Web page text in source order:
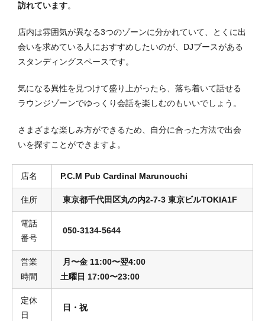
訪れています。
店内は雰囲気が異なる3つのゾーンに分かれていて、とくに出
会いを求めている人におすすめしたいのが、DJブースがある
スタンディングスペースです。
気になる異性を見つけて盛り上がったら、落ち着いて話せる
ラウンジゾーンでゆっくり会話を楽しむのもいいでしょう。
さまざまな楽しみ方ができるため、自分に合った方法で出会
いを探すことができますよ。
店名 P.C.M Pub Cardinal Marunouchi
住所 東京都千代田区丸の内2-7-3 東京ビルTOKIA1F
電話
番号
050-3134-5644
営業
時間
月〜金 11:00〜翌4:00
土曜日 17:00〜23:00
定休
日
日・祝